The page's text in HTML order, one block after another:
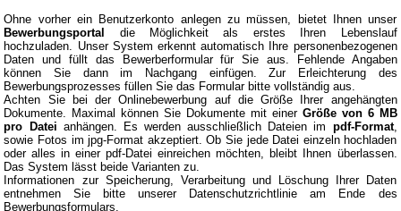
Ohne vorher ein Benutzerkonto anlegen zu müssen, bietet Ihnen unser
Bewerbungsportal
die Möglichkeit als erstes Ihren Lebenslauf
hochzuladen. Unser System erkennt automatisch Ihre personenbezogenen
Daten und füllt das Bewerberformular für Sie aus. Fehlende Angaben
können Sie dann im Nachgang einfügen. Zur Erleichterung des
Bewerbungsprozesses füllen Sie das Formular bitte vollständig aus.
Achten Sie bei der Onlinebewerbung auf die Größe Ihrer angehängten
Dokumente. Maximal können Sie Dokumente mit einer Größe von 6 MB
pro Datei anhängen. Es werden ausschließlich Dateien im pdf-Format,
sowie Fotos im jpg-Format akzeptiert. Ob Sie jede Datei einzeln hochladen
oder alles in einer pdf-Datei einreichen möchten, bleibt Ihnen überlassen.
Das System lässt beide Varianten zu.
Informationen zur Speicherung, Verarbeitung und Löschung Ihrer Daten
entnehmen Sie bitte unserer Datenschutzrichtlinie am Ende des
Bewerbungsformulars.